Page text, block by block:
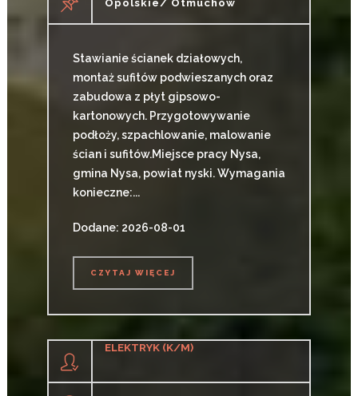
Opolskie/ Otmuchów
Stawianie ścianek działowych,
montaż sufitów podwieszanych oraz
zabudowa z płyt gipsowo-
kartonowych. Przygotowywanie
podłoży, szpachlowanie, malowanie
ścian i sufitów.Miejsce pracy Nysa,
gmina Nysa, powiat nyski. Wymagania
konieczne:...
Dodane: 2026-08-01
CZYTAJ WIĘCEJ
ELEKTRYK (K/M)